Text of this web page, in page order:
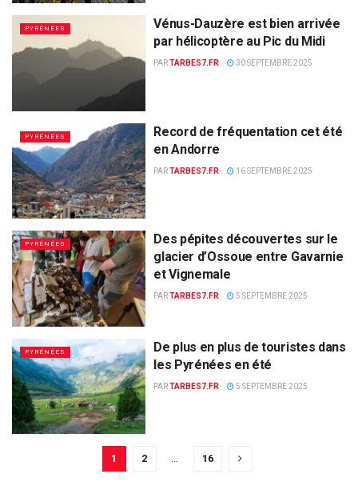
PYRÉNÉES
Vénus-Dauzère est bien arrivée
par hélicoptère au Pic du Midi
PARTARBES7.FR 30 SEPTEMBRE 2025
PYRÉNÉES
Record de fréquentation cet été
en Andorre
PARTARBES7.FR 16 SEPTEMBRE 2025
PYRÉNÉES
Des pépites découvertes sur le
glacier d’Ossoue entre Gavarnie
et Vignemale
PARTARBES7.FR 5 SEPTEMBRE 2025
PYRÉNÉES
De plus en plus de touristes dans
les Pyrénées en été
PARTARBES7.FR 5 SEPTEMBRE 2025
1 2 … 16